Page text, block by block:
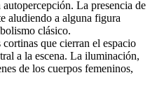
La presencia de
aludiendo a alguna figura
clásico.
que cierran el espacio
a la escena. La iluminación,
de los cuerpos femeninos,